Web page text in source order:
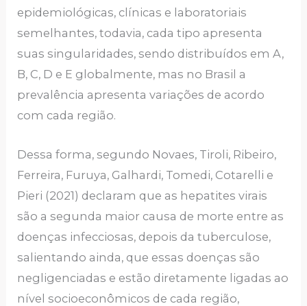
epidemiológicas, clínicas e laboratoriais
semelhantes, todavia, cada tipo apresenta
suas singularidades, sendo distribuídos em A,
B, C, D e E globalmente, mas no Brasil a
prevalência apresenta variações de acordo
com cada região.
Dessa forma, segundo Novaes, Tiroli, Ribeiro,
Ferreira, Furuya, Galhardi, Tomedi, Cotarelli e
Pieri (2021) declaram que as hepatites virais
são a segunda maior causa de morte entre as
doenças infecciosas, depois da tuberculose,
salientando ainda, que essas doenças são
negligenciadas e estão diretamente ligadas ao
nível socioeconômicos de cada região,